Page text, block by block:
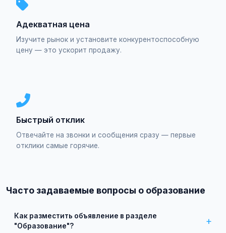
Адекватная цена
Изучите рынок и установите конкурентоспособную
цену — это ускорит продажу.
Быстрый отклик
Отвечайте на звонки и сообщения сразу — первые
отклики самые горячие.
Часто задаваемые вопросы о образование
Как разместить объявление в разделе
"Образование"?